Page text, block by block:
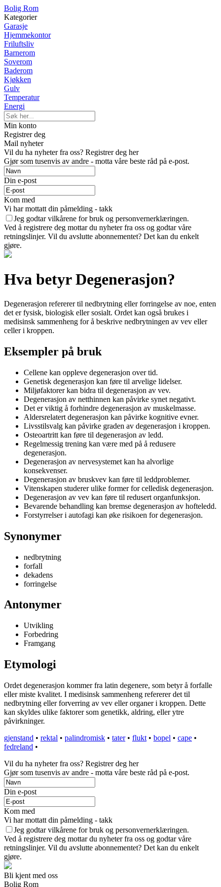
Bolig Rom
Kategorier
Garasje
Hjemmekontor
Friluftsliv
Barnerom
Soverom
Baderom
Kjøkken
Gulv
Temperatur
Energi
Min konto
Registrer deg
Mail nyheter
Vil du ha nyheter fra oss? Registrer deg her
Gjør som tusenvis av andre - motta våre beste råd på e-post.
Din e-post
Kom med
Vi har mottatt din påmelding - takk
Jeg godtar vilkårene for bruk og personvernerklæringen.
Ved å registrere deg mottar du nyheter fra oss og godtar våre
retningslinjer. Vil du avslutte abonnementet? Det kan du enkelt
gjøre.
Hva betyr Degenerasjon?
Degenerasjon refererer til nedbrytning eller forringelse av noe, enten
det er fysisk, biologisk eller sosialt. Ordet kan også brukes i
medisinsk sammenheng for å beskrive nedbrytningen av vev eller
celler i kroppen.
Eksempler på bruk
Cellene kan oppleve degenerasjon over tid.
Genetisk degenerasjon kan føre til arvelige lidelser.
Miljøfaktorer kan bidra til degenerasjon av vev.
Degenerasjon av netthinnen kan påvirke synet negativt.
Det er viktig å forhindre degenerasjon av muskelmasse.
Aldersrelatert degenerasjon kan påvirke kognitive evner.
Livsstilsvalg kan påvirke graden av degenerasjon i kroppen.
Osteoartritt kan føre til degenerasjon av ledd.
Regelmessig trening kan være med på å redusere
degenerasjon.
Degenerasjon av nervesystemet kan ha alvorlige
konsekvenser.
Degenerasjon av bruskvev kan føre til leddproblemer.
Vitenskapen studerer ulike former for celledisk degenerasjon.
Degenerasjon av vev kan føre til redusert organfunksjon.
Bevarende behandling kan bremse degenerasjon av hofteledd.
Forstyrrelser i autofagi kan øke risikoen for degenerasjon.
Synonymer
nedbrytning
forfall
dekadens
forringelse
Antonymer
Utvikling
Forbedring
Framgang
Etymologi
Ordet degenerasjon kommer fra latin degenere, som betyr å forfalle
eller miste kvalitet. I medisinsk sammenheng refererer det til
nedbrytning eller forverring av vev eller organer i kroppen. Dette
kan skyldes ulike faktorer som genetikk, aldring, eller ytre
påvirkninger.
gjenstand • rektal • palindromisk • tater• flukt • bopel • cape •
fedreland •
Vil du ha nyheter fra oss? Registrer deg her
Gjør som tusenvis av andre - motta våre beste råd på e-post.
Din e-post
Kom med
Vi har mottatt din påmelding - takk
Jeg godtar vilkårene for bruk og personvernerklæringen.
Ved å registrere deg mottar du nyheter fra oss og godtar våre
retningslinjer. Vil du avslutte abonnementet? Det kan du enkelt
gjøre.
Bli kjent med oss
Bolig Rom